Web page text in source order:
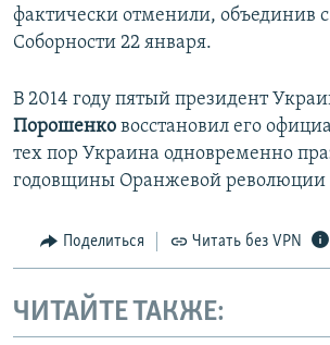
фактически отменили, объединив
Соборности 22 января.
В 2014 году пятый президент
Порошенко восстановил его
тех пор Украина одновременно
годовщины Оранжевой революции
Поделиться Читать без VPN
ЧИТАЙТЕ ТАКЖЕ: